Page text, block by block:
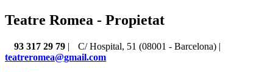
Teatre Romea - Propietat
93 317 29 79 |
C/ Hospital, 51 (08001 - Barcelona) |
teatreromea@gmail.com